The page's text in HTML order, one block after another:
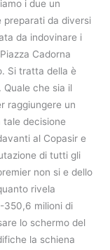
i due un
da diversi
da indovinare i
Cadorna
Si tratta della è
che sia il
raggiungere un
decisione
al Copasir e
di tutti gli
non si e dello
rivela
350,6 milioni di
lo schermo del
la schiena